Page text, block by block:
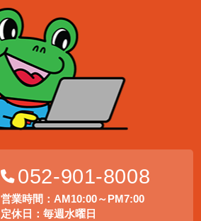
052-901-8008
営業時間：AM10:00～PM7:00
定休日：毎週水曜日